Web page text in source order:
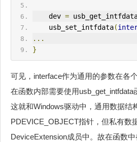
    dev
=
    usb_set_intfdata
(
...
}
可见，interface作为通用的参数在各
在函数内部需要使用usb_get_intfdata
这就和Windows驱动中，通用数据结
PDEVICE_OBJECT指针，但私有数
DeviceExtension成员中。故在函数中